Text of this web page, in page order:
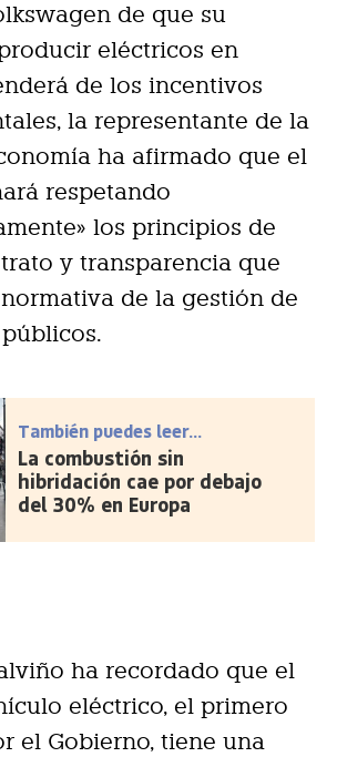
de que su
eléctricos en
de los incentivos
la representante de la
ha afirmado que el
respetando
los principios de
y transparencia que
de la gestión de
También puedes leer...
La combustión sin
hibridación cae por debajo
del 30% en Europa
ha recordado que el
eléctrico, el primero
el Gobierno, tiene una